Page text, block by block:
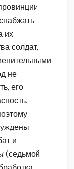
их
солдат,
не
его
и
(седьмой